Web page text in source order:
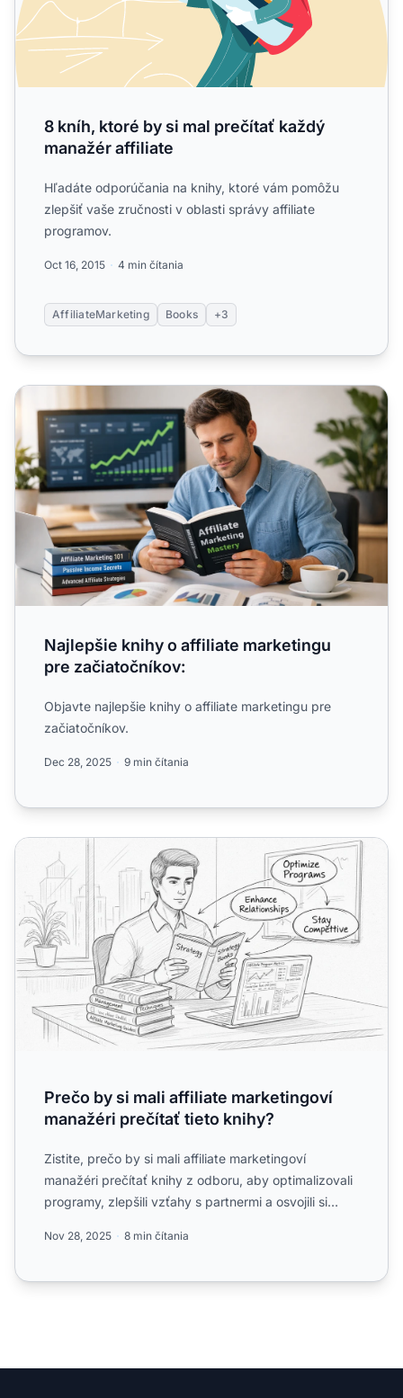
8 kníh, ktoré by si mal prečítať každý
manažér affiliate
Hľadáte odporúčania na knihy, ktoré vám pomôžu
zlepšiť vaše zručnosti v oblasti správy affiliate
programov.
Oct 16, 2015 4 min čítania
AffiliateMarketing Books +3
Najlepšie knihy o affiliate marketingu pre začiatočníkov:
Najlepšie knihy o affiliate marketingu
pre začiatočníkov:
Objavte najlepšie knihy o affiliate marketingu pre
začiatočníkov.
Dec 28, 2025 9 min čítania
Prečo by si mali affiliate marketingoví manažéri prečítať
Prečo by si mali affiliate marketingoví
manažéri prečítať tieto knihy?
Zistite, prečo by si mali affiliate marketingoví
manažéri prečítať knihy z odboru, aby optimalizovali
programy, zlepšili vzťahy s partnermi a osvojili si
Nov 28, 2025 8 min čítania